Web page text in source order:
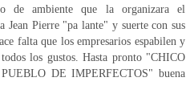
ambiente que la organizara el
Jean Pierre "pa lante" y suerte con sus
falta que los empresarios espabilen y
los gustos. Hasta pronto "CHICO
DE IMPERFECTOS" buena